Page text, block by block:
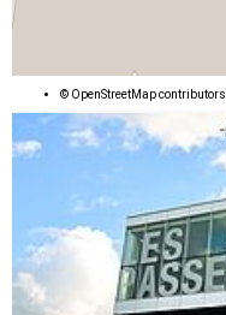
© OpenStreetMapcontributors